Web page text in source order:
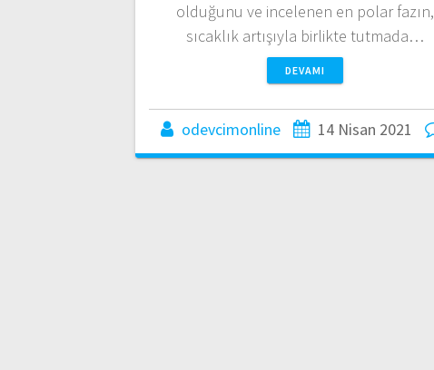
olduğunu ve incelenen en polar fazın,
sıcaklık artışıyla birlikte tutmada…
DEVAMI
odevcimonline 14 Nisan 2021